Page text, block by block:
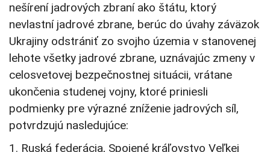
nešírení jadrových zbraní ako štátu, ktorý
nevlastní jadrové zbrane, berúc do úvahy záväzok
Ukrajiny odstrániť zo svojho územia v stanovenej
lehote všetky jadrové zbrane, uznávajúc zmeny v
celosvetovej bezpečnostnej situácii, vrátane
ukončenia studenej vojny, ktoré priniesli
podmienky pre výrazné zníženie jadrových síl,
potvrdzujú nasledujúce:
1. Ruská federácia, Spojené kráľovstvo Veľkej